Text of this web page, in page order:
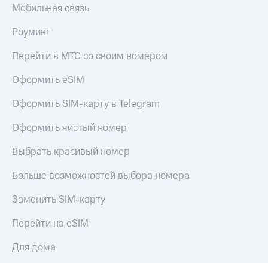
Мобильная связь
Роуминг
Перейти в МТС со своим номером
Оформить eSIM
Оформить SIM-карту в Telegram
Оформить чистый номер
Выбрать красивый номер
Больше возможностей выбора номера
Заменить SIM-карту
Перейти на eSIM
Для дома